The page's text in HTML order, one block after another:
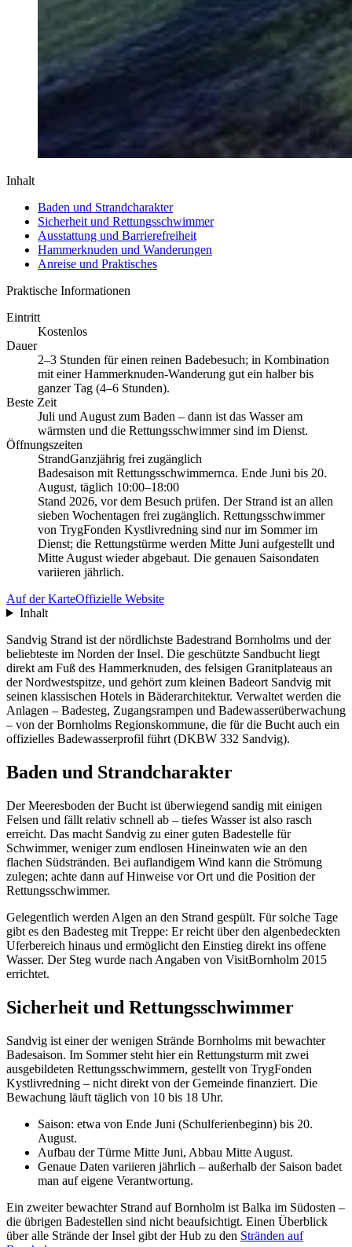
Inhalt
Baden und Strandcharakter
Sicherheit und Rettungsschwimmer
Ausstattung und Barrierefreiheit
Hammerknuden und Wanderungen
Anreise und Praktisches
Praktische Informationen
Eintritt
Kostenlos
Dauer
2–3 Stunden für einen reinen Badebesuch; in Kombination
mit einer Hammerknuden-Wanderung gut ein halber bis
ganzer Tag (4–6 Stunden).
Beste Zeit
Juli und August zum Baden – dann ist das Wasser am
wärmsten und die Rettungsschwimmer sind im Dienst.
Öffnungszeiten
StrandGanzjährig frei zugänglich
Badesaison mit Rettungsschwimmernca. Ende Juni bis 20.
August, täglich 10:00–18:00
Stand 2026, vor dem Besuch prüfen. Der Strand ist an allen
sieben Wochentagen frei zugänglich. Rettungsschwimmer
von TrygFonden Kystlivredning sind nur im Sommer im
Dienst; die Rettungstürme werden Mitte Juni aufgestellt und
Mitte August wieder abgebaut. Die genauen Saisondaten
variieren jährlich.
Auf der KarteOffizielle Website
Inhalt
Sandvig Strand ist der nördlichste Badestrand Bornholms und der
beliebteste im Norden der Insel. Die geschützte Sandbucht liegt
direkt am Fuß des Hammerknuden, des felsigen Granitplateaus an
der Nordwestspitze, und gehört zum kleinen Badeort Sandvig mit
seinen klassischen Hotels in Bäderarchitektur. Verwaltet werden die
Anlagen – Badesteg, Zugangsrampen und Badewasserüberwachung
– von der Bornholms Regionskommune, die für die Bucht auch ein
offizielles Badewasserprofil führt (DKBW 332 Sandvig).
Baden und Strandcharakter
Der Meeresboden der Bucht ist überwiegend sandig mit einigen
Felsen und fällt relativ schnell ab – tiefes Wasser ist also rasch
erreicht. Das macht Sandvig zu einer guten Badestelle für
Schwimmer, weniger zum endlosen Hineinwaten wie an den
flachen Südstränden. Bei auflandigem Wind kann die Strömung
zulegen; achte dann auf Hinweise vor Ort und die Position der
Rettungsschwimmer.
Gelegentlich werden Algen an den Strand gespült. Für solche Tage
gibt es den Badesteg mit Treppe: Er reicht über den algenbedeckten
Uferbereich hinaus und ermöglicht den Einstieg direkt ins offene
Wasser. Der Steg wurde nach Angaben von VisitBornholm 2015
errichtet.
Sicherheit und Rettungsschwimmer
Sandvig ist einer der wenigen Strände Bornholms mit bewachter
Badesaison. Im Sommer steht hier ein Rettungsturm mit zwei
ausgebildeten Rettungsschwimmern, gestellt von TrygFonden
Kystlivredning – nicht direkt von der Gemeinde finanziert. Die
Bewachung läuft täglich von 10 bis 18 Uhr.
Saison: etwa von Ende Juni (Schulferienbeginn) bis 20.
August.
Aufbau der Türme Mitte Juni, Abbau Mitte August.
Genaue Daten variieren jährlich – außerhalb der Saison badet
man auf eigene Verantwortung.
Ein zweiter bewachter Strand auf Bornholm ist Balka im Südosten –
die übrigen Badestellen sind nicht beaufsichtigt. Einen Überblick
über alle Strände der Insel gibt der Hub zu den Stränden auf